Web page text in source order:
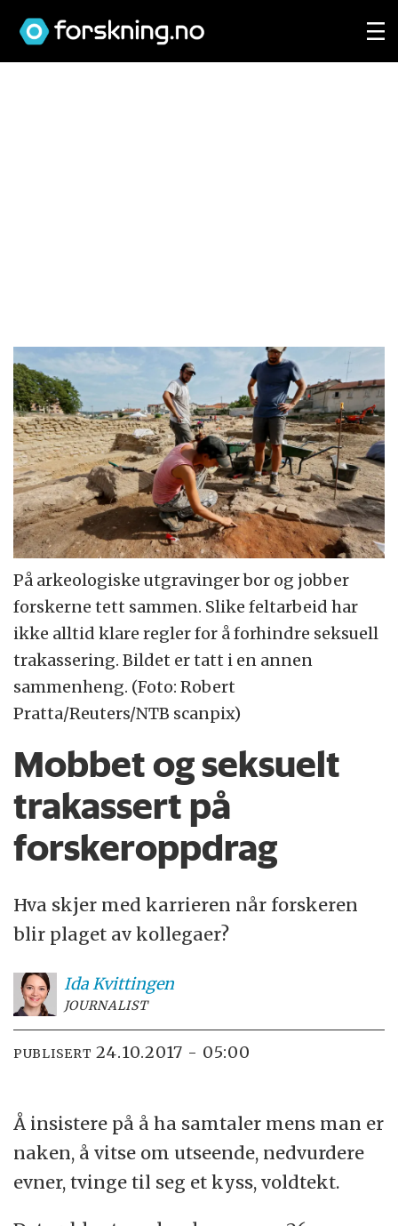
På arkeologiske utgravinger bor og jobber
forskerne tett sammen. Slike feltarbeid har
ikke alltid klare regler for å forhindre seksuell
trakassering. Bildet er tatt i en annen
sammenheng. (Foto: Robert
Pratta/Reuters/NTB scanpix)
Mobbet og seksuelt
trakassert på
forskeroppdrag
Hva skjer med karrieren når forskeren
blir plaget av kollegaer?
IdaKvittingen
JOURNALIST
PUBLISERT 24.10.2017 - 05:00
Å insistere på å ha samtaler mens man er
naken, å vitse om utseende, nedvurdere
evner, tvinge til seg et kyss, voldtekt.